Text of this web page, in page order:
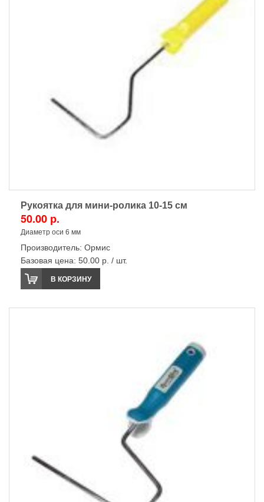
Рукоятка для мини-ролика 10-15 см
50.00 р.
Диаметр оси 6 мм
Производитель: Ормис
Базовая цена: 50.00 р. / шт.
В КОРЗИНУ